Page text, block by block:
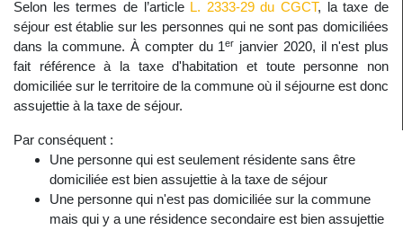
Selon les termes de l’article L. 2333-29 du CGCT, la taxe de
séjour est établie sur les personnes qui ne sont pas domiciliées
dans la commune. À compter du 1er janvier 2020, il n'est plus
fait référence à la taxe d'habitation et toute personne non
domiciliée sur le territoire de la commune où il séjourne est donc
assujettie à la taxe de séjour.
Par conséquent :
Une personne qui est seulement résidente sans être
domiciliée est bien assujettie à la taxe de séjour
Une personne qui n'est pas domiciliée sur la commune
mais qui y a une résidence secondaire est bien assujettie